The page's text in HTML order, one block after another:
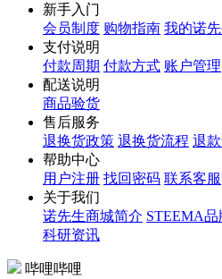
新手入门
会员制度 购物指南 我的诺
支付说明
付款周期 付款方式 账户管理
配送说明
商品验货
售后服务
退换货政策 退换货流程 退
帮助中心
用户注册 找回密码 联系客服
关于我们
诺先生商城简介 STEEMA品
科研资讯
哔哩哔哩